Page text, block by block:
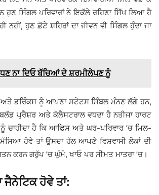
ਸਿੰਗਲ ਪਰਿਵਾਰਾਂ ਨੇ ਇਕੱਲੇ ਰਹਿਣਾ ਸਿੱਖ ਲਿਆ ਹੈ
ਨਹੀਂ, ਹੁਣ ਛੋਟੇ ਸ਼ਹਿਰਾਂ ਦਾ ਜੀਵਨ ਵੀ ਸਿੰਗਲ ਹੁੰਦਾ ਜਾ
ਨਾ ਦਿਓ ਬੱਚਿਆਂ ਦੇ ਸ਼ਰਮੀਲੇਪਣ ਨੂੰ
ਅਤੇ ਡਰਿੰਕਸ ਨੂੰ ਆਪਣਾ ਸਟੇਟਸ ਸਿੰਬਲ ਮੰਨਣ ਲੱਗੇ ਹਨ,
ਪ੍ਰੈਸ਼ਰ ਅਤੇ ਕੋਲੈਸਟਰਾਲ ਵਧਦਾ ਹੈ ਨਤੀਜਾ ਹਾਰਟ
ਚਾਹੀਦਾ ਹੈ ਕਿ ਆਫਿਸ ਅਤੇ ਘਰ-ਪਰਿਵਾਰ ’ਚ ਮਿਲ-
ਹੋਵੇ ਤਾਂ ਉਸਦਾ ਹੱਲ ਆਪਣੇ ਵਿਸ਼ਵਾਸੀ ਲੋਕਾਂ ਦੀ
ਕਰਨ ਗਰੁੱਪ ’ਚ ਘੁੰਮੋ, ਖਾਓ ਪਰ ਸੀਮਤ ਮਾਤਰਾ ’ਚ।
ਹੋਵੇ ਤਾਂ: